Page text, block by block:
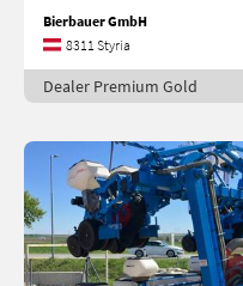
Bierbauer GmbH
8311 Styria
Dealer Premium Gold